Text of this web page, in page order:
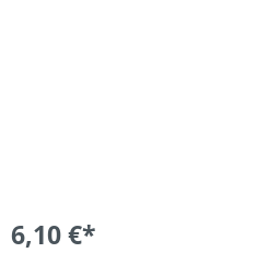
6,10 €*